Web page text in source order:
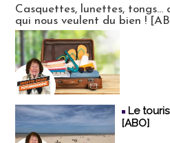
Casquettes, lunettes,
qui nous veulent du bien !
Le
[ABO]